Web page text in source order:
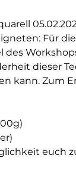
Für
des
dieser
kann. Zum
euch